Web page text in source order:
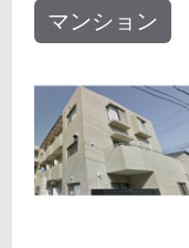
マンション